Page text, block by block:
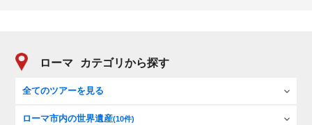
ローマ カテゴリから探す
全てのツアーを見る
ローマ市内の世界遺産(10件)